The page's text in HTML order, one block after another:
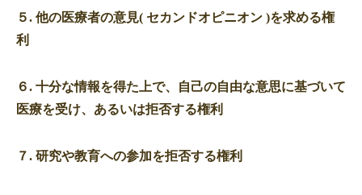
５. 他の医療者の意見( セカンドオピニオン )を求める権
利
６. 十分な情報を得た上で、自己の自由な意思に基づいて
医療を受け、あるいは拒否する権利
７. 研究や教育への参加を拒否する権利